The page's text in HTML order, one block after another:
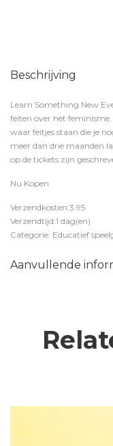
Beschrijving
Learn Something New
feiten over het
waar feitjes staan die je
meer dan drie maanden
op de tickets zijn
Nu Kopen
Verzendkosten:3.95
Verzendtijd:1 dag(en)
Categorie: Educatief
Aanvullende